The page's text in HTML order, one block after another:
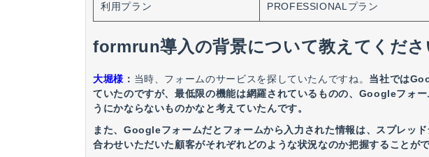
利用プラン PROFESSIONALプラン
formrun導入の背景について教えてくださ
大堀様 ： 当時、フォームのサービスを探していたんですね。 当社では
ていたのですが、最低限の機能は網羅されているものの、Googleフォ
うにかならないものかなと考えていたんです。
また、Googleフォームだとフォームから入力された情報は、スプレッ
合わせいただいた顧客がそれぞれどのような状況なのか把握することが